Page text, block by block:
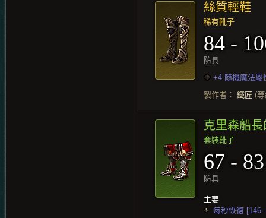
絲質輕鞋
稀有靴子
84 -
防具
+4 隨機魔法屬
製作者： 鐵匠 (
克里森船
套裝靴子
67 - 83
防具
主要
每秒恢復 [146